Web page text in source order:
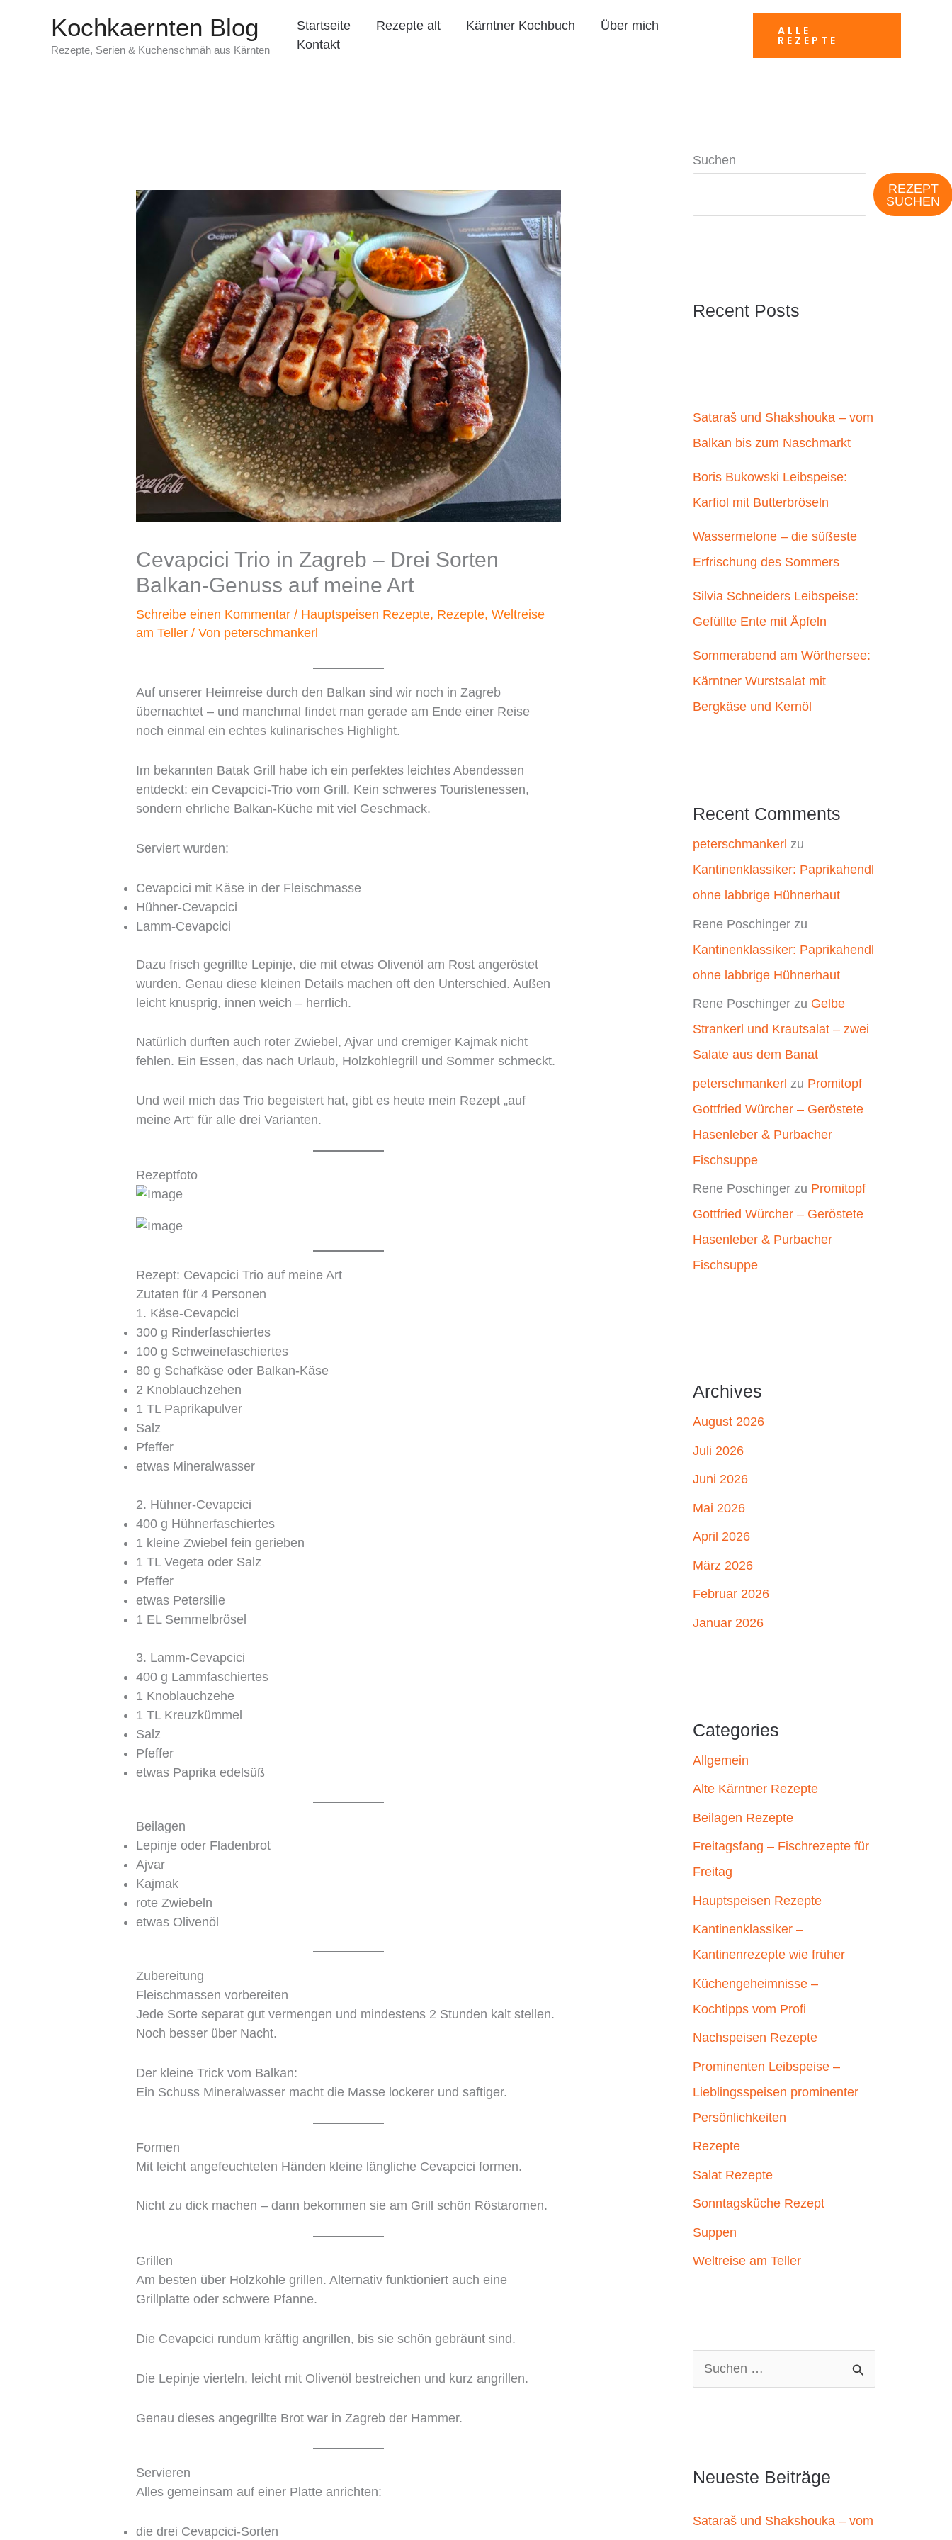
Kochkaernten Blog
Rezepte, Serien & Küchenschmäh aus Kärnten
Startseite Rezepte alt Kärntner Kochbuch
Über mich
Kontakt
ALLE
REZEPTE
Cevapcici Trio in Zagreb – Drei Sorten
Balkan-Genuss auf meine Art
Schreibe einen Kommentar / Hauptspeisen Rezepte, Rezepte,Weltreise
am Teller / Von peterschmankerl
Auf unserer Heimreise durch den Balkan sind wir noch in Zagreb
übernachtet – und manchmal findet man gerade am Ende einer Reise
noch einmal ein echtes kulinarisches Highlight.
Im bekannten Batak Grill habe ich ein perfektes leichtes Abendessen
entdeckt: ein Cevapcici-Trio vom Grill. Kein schweres Touristenessen,
sondern ehrliche Balkan-Küche mit viel Geschmack.
Serviert wurden:
Cevapcici mit Käse in der Fleischmasse
Hühner-Cevapcici
Lamm-Cevapcici
Dazu frisch gegrillte Lepinje, die mit etwas Olivenöl am Rost angeröstet
wurden. Genau diese kleinen Details machen oft den Unterschied. Außen
leicht knusprig, innen weich – herrlich.
Natürlich durften auch roter Zwiebel, Ajvar und cremiger Kajmak nicht
fehlen. Ein Essen, das nach Urlaub, Holzkohlegrill und Sommer schmeckt.
Und weil mich das Trio begeistert hat, gibt es heute mein Rezept „auf
meine Art“ für alle drei Varianten.
Rezeptfoto
Rezept: Cevapcici Trio auf meine Art
Zutaten für 4 Personen
1. Käse-Cevapcici
300 g Rinderfaschiertes
100 g Schweinefaschiertes
80 g Schafkäse oder Balkan-Käse
2 Knoblauchzehen
1 TL Paprikapulver
Salz
Pfeffer
etwas Mineralwasser
2. Hühner-Cevapcici
400 g Hühnerfaschiertes
1 kleine Zwiebel fein gerieben
1 TL Vegeta oder Salz
Pfeffer
etwas Petersilie
1 EL Semmelbrösel
3. Lamm-Cevapcici
400 g Lammfaschiertes
1 Knoblauchzehe
1 TL Kreuzkümmel
Salz
Pfeffer
etwas Paprika edelsüß
Beilagen
Lepinje oder Fladenbrot
Ajvar
Kajmak
rote Zwiebeln
etwas Olivenöl
Zubereitung
Fleischmassen vorbereiten
Jede Sorte separat gut vermengen und mindestens 2 Stunden kalt stellen.
Noch besser über Nacht.
Der kleine Trick vom Balkan:
Ein Schuss Mineralwasser macht die Masse lockerer und saftiger.
Formen
Mit leicht angefeuchteten Händen kleine längliche Cevapcici formen.
Nicht zu dick machen – dann bekommen sie am Grill schön Röstaromen.
Grillen
Am besten über Holzkohle grillen. Alternativ funktioniert auch eine
Grillplatte oder schwere Pfanne.
Die Cevapcici rundum kräftig angrillen, bis sie schön gebräunt sind.
Die Lepinje vierteln, leicht mit Olivenöl bestreichen und kurz angrillen.
Genau dieses angegrillte Brot war in Zagreb der Hammer.
Servieren
Alles gemeinsam auf einer Platte anrichten:
die drei Cevapcici-Sorten
Suchen
REZEPT
SUCHEN
Recent Posts
Sataraš und Shakshouka – vom
Balkan bis zum Naschmarkt
Boris Bukowski Leibspeise:
Karfiol mit Butterbröseln
Wassermelone – die süßeste
Erfrischung des Sommers
Silvia Schneiders Leibspeise:
Gefüllte Ente mit Äpfeln
Sommerabend am Wörthersee:
Kärntner Wurstsalat mit
Bergkäse und Kernöl
Recent Comments
peterschmankerl zu
Kantinenklassiker: Paprikahendl
ohne labbrige Hühnerhaut
Rene Poschinger zu
Kantinenklassiker: Paprikahendl
ohne labbrige Hühnerhaut
Rene Poschinger zu Gelbe
Strankerl und Krautsalat – zwei
Salate aus dem Banat
peterschmankerl zu Promitopf
Gottfried Würcher – Geröstete
Hasenleber & Purbacher
Fischsuppe
Rene Poschinger zu Promitopf
Gottfried Würcher – Geröstete
Hasenleber & Purbacher
Fischsuppe
Archives
August 2026
Juli 2026
Juni 2026
Mai 2026
April 2026
März 2026
Februar 2026
Januar 2026
Categories
Allgemein
Alte Kärntner Rezepte
Beilagen Rezepte
Freitagsfang – Fischrezepte für
Freitag
Hauptspeisen Rezepte
Kantinenklassiker –
Kantinenrezepte wie früher
Küchengeheimnisse –
Kochtipps vom Profi
Nachspeisen Rezepte
Prominenten Leibspeise –
Lieblingsspeisen prominenter
Persönlichkeiten
Rezepte
Salat Rezepte
Sonntagsküche Rezept
Suppen
Weltreise am Teller
u
n
Neueste Beiträge
Sataraš und Shakshouka – vom